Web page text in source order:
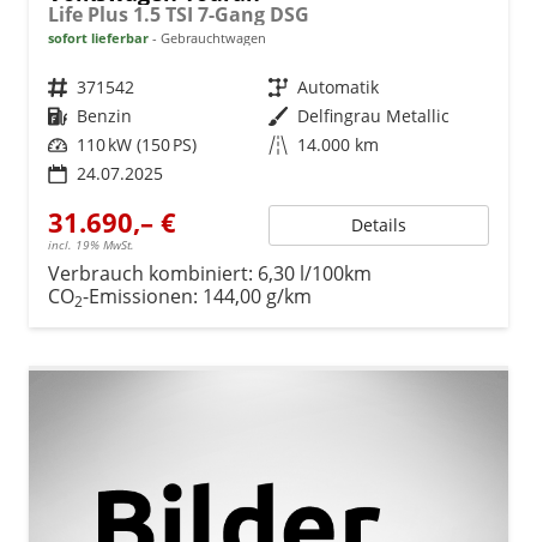
Life Plus 1.5 TSI 7-Gang DSG
sofort lieferbar Gebrauchtwagen
Fahrzeugnr. 371542 Getriebe Automatik
Kraftstoff Benzin Außenfarbe Delfingrau Metallic
Leistung 110 kW (150 PS) Kilometerstand 14.000 km
24.07.2025
31.690,– €
incl. 19% MwSt.
Details
Verbrauch kombiniert: 6,30 l/100km
CO2-Emissionen: 144,00 g/km